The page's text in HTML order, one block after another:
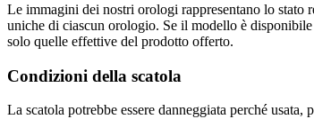
Le immagini dei nostri orologi rappresentano lo stato
uniche di ciascun orologio. Se il modello è
solo quelle effettive del prodotto offerto.
Condizioni della scatola
La scatola potrebbe essere danneggiata perché